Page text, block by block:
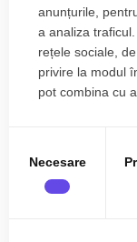
Zone de top
Apartamente de
Apartamente de
Numar de camere
Apartamente de
Apartamente de
Vezi mai mult
anunțurile,
a analiza
rețele sociale,
privire la modul
pot combina cu
Necesare